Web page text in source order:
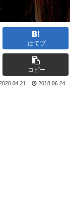
はてブ
コピー
2018.06.24